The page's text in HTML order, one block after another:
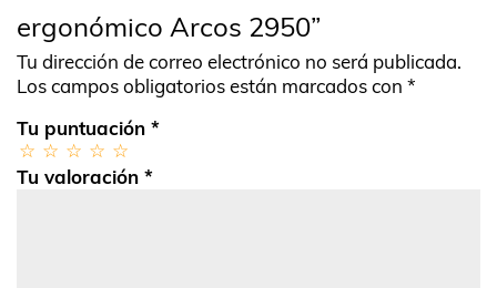
ergonómico Arcos 2950”
Tu dirección de correo electrónico no será publicada.
Los campos obligatorios están marcados con *
Tu puntuación *
Tu valoración *